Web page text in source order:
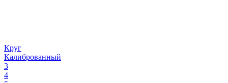
Круг
Калиброванный
3
4